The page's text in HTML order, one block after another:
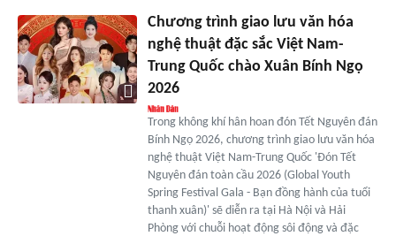
Chương trình giao lưu văn hóa
nghệ thuật đặc sắc Việt Nam-
Trung Quốc chào Xuân Bính Ngọ
2026
Trong không khí hân hoan đón Tết Nguyên đán
Bính Ngọ 2026, chương trình giao lưu văn hóa
nghệ thuật Việt Nam-Trung Quốc 'Đón Tết
Nguyên đán toàn cầu 2026 (Global Youth
Spring Festival Gala - Bạn đồng hành của tuổi
thanh xuân)' sẽ diễn ra tại Hà Nội và Hải
Phòng với chuỗi hoạt động sôi động và đặc